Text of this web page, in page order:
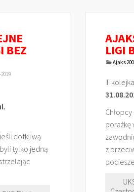
BEZ
dotkliwą
tylko jedną
LIGI
Ajaks
III
porażkę
z